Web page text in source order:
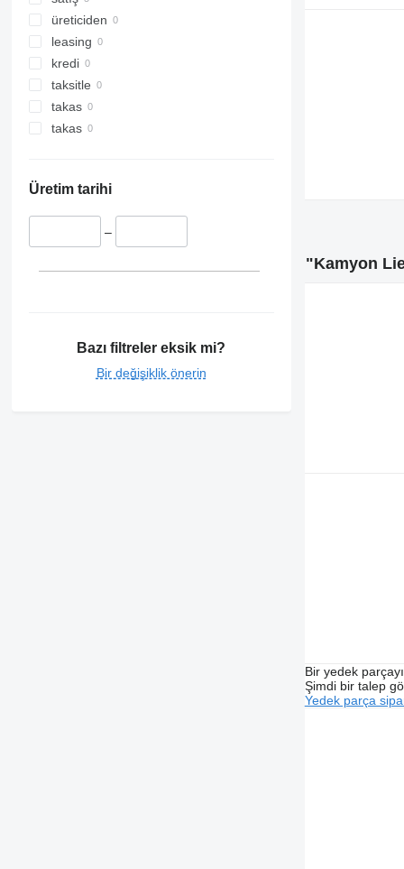
üreticiden
leasing
kredi
taksitle
takas
takas
Üretim tarihi
–
Bazı filtreler eksik mi?
Bir değişiklik önerin
"Kamyon
Bir yedek
Şimdi bir talep
Yedek parça